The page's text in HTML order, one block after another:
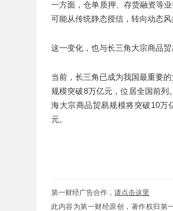
一方面，仓单质押、存货融资等
可能从传统静态授信，转向动态风
这一变化，也与长三角大宗商品贸
当前，长三角已成为我国最重要
规模突破8万亿元，位居全国前列
海大宗商品贸易规模将突破10万
元。
第一财经广告合作， 请点击这里
此内容为第一财经原创，著作权归第